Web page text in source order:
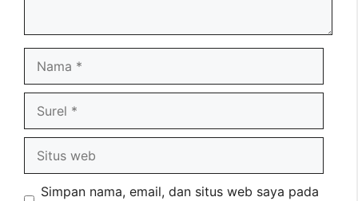
web
Simpan nama, email, dan situs web saya pada